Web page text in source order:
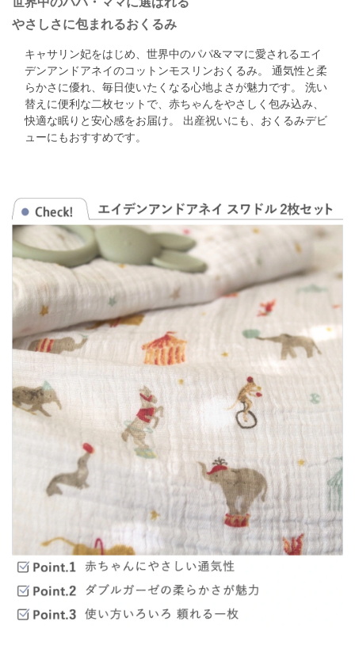
やさしさに包まれるおくるみ
キャサリン妃をはじめ、世界中のパパ&ママに愛されるエイ
デンアンドアネイのコットンモスリンおくるみ。 通気性と柔
らかさに優れ、毎日使いたくなる心地よさが魅力です。 洗い
替えに便利な二枚セットで、赤ちゃんをやさしく包み込み、
快適な眠りと安心感をお届け。 出産祝いにも、おくるみデビ
ューにもおすすめです。